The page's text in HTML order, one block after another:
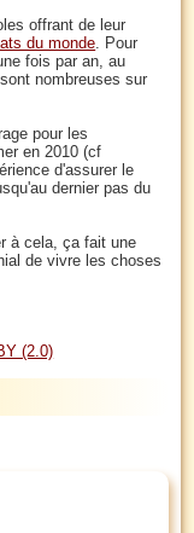
offrant de leur
du monde. Pour
fois par an, au
nombreuses sur
pour les
en 2010 (cf
d'assurer le
dernier pas du
à cela, ça fait une
de vivre les choses
(2.0)